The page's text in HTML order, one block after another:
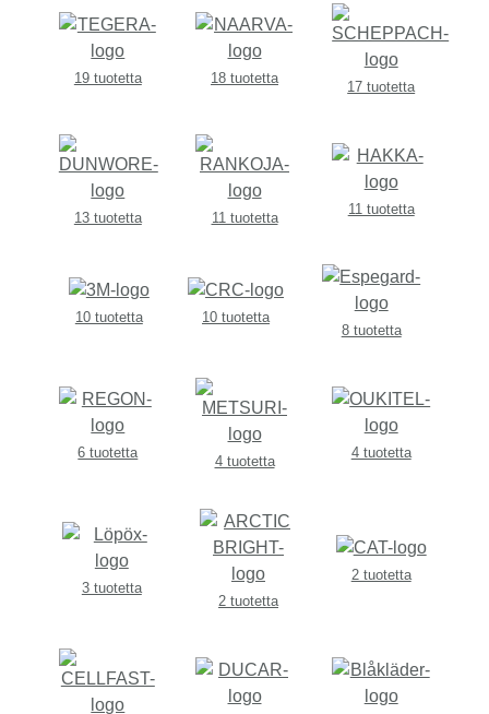
19 tuotetta 18 tuotetta
17 tuotetta
13 tuotetta 11 tuotetta
11 tuotetta
10 tuotetta
10 tuotetta
8 tuotetta
6 tuotetta
4 tuotetta
4 tuotetta
3 tuotetta
2 tuotetta
2 tuotetta